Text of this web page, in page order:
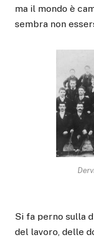
ma il mondo è
sembra non
Si fa perno sulla
del lavoro, delle